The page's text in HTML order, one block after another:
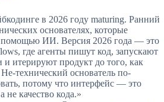
в 2026 году maturing. Ранний
основателях, которые
помощью ИИ. Версия 2026 года — это
где агенты пишут код, запускают
и итерируют продукт до того, как
технический основатель по-
потому что интерфейс — это
не качество кода.»